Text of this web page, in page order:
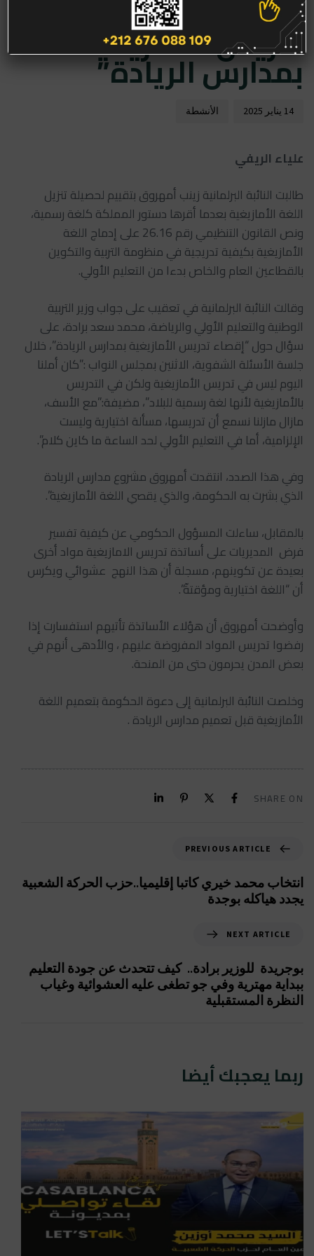
الحكومة حول “إقصاء
تدريس الأمازيغية
بمدارس الريادة”
14 يناير 2025 الأنشطة
علياء الريفي
طالبت النائبة البرلمانية زينب أمهروق بتقييم لحصيلة تنزيل
اللغة الأمازيغية بعدما أقرها دستور المملكة كلغة رسمية،
ونص القانون التنظيمي رقم 26.16 على إدماج اللغة
الأمازيغية بكيفية تدريجية في منظومة التربية والتكوين
بالقطاعين العام والخاص بدءا من التعليم الأولي.
وقالت النائبة البرلمانية في تعقيب على جواب وزير التربية
الوطنية والتعليم الأولي والرياضة، محمد سعد برادة، على
سؤال حول “إقصاء تدريس الأمازيغية بمدارس الريادة”، خلال
جلسة الأسئلة الشفوية، الاثنين بمجلس النواب :”كان أملنا
اليوم ليس في تدريس الأمازيغية ولكن في التدريس
بالأمازيغية لأنها لغة رسمية للبلاد”، مضيفة:”مع الأسف،
مازال مازلنا نسمع أن تدريسها، مسألة اختيارية وليست
الإلزامية، أما في التعليم الأولي لحد الساعة ما كاين كلام”.
وفي هذا الصدد، انتقدت أمهروق مشروع مدارس الريادة
الذي بشرت به الحكومة، والذي يقصي اللغة الأمازيغية”.
بالمقابل، ساءلت المسؤول الحكومي عن كيفية تفسير
فرض المديريات على أساتذة تدريس الامازيغية مواد أخرى
بعيدة عن تكوينهم، مسجلة أن هذا النهج عشوائي ويكرس
أن “اللغة اختيارية ومؤقتةّ”.
وأوضحت أمهروق أن هؤلاء الأساتذة تأتيهم استفسارت إذا
رفضوا تدريس المواد المفروضة عليهم ، والأدهى أنهم في
بعض المدن يحرمون حتى من المنحة.
وخلصت النائبة البرلمانية إلى دعوة الحكومة بتعميم اللغة
الأمازيغية قبل تعميم مدارس الريادة .
SHARE ON
PREVIOUS ARTICLE
انتخاب محمد خيري كاتبا إقليميا..حزب الحركة الشعبية
يجدد هياكله بوجدة
NEXT ARTICLE
بوجريدة للوزير برادة.. كيف تتحدث عن جودة التعليم
ببداية مهترية وفي جو تطغى عليه العشوائية وغياب
النظرة المستقبلية
ربما يعجبك أيضا